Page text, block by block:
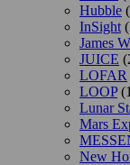
Hubble
InSight
James
JUICE
LOFAR
LOOP
Lunar
Mars
New